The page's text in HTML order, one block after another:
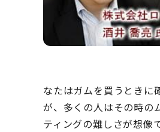
なたはガムを買うときに
が、多くの人はその時の
ティングの難しさが想像